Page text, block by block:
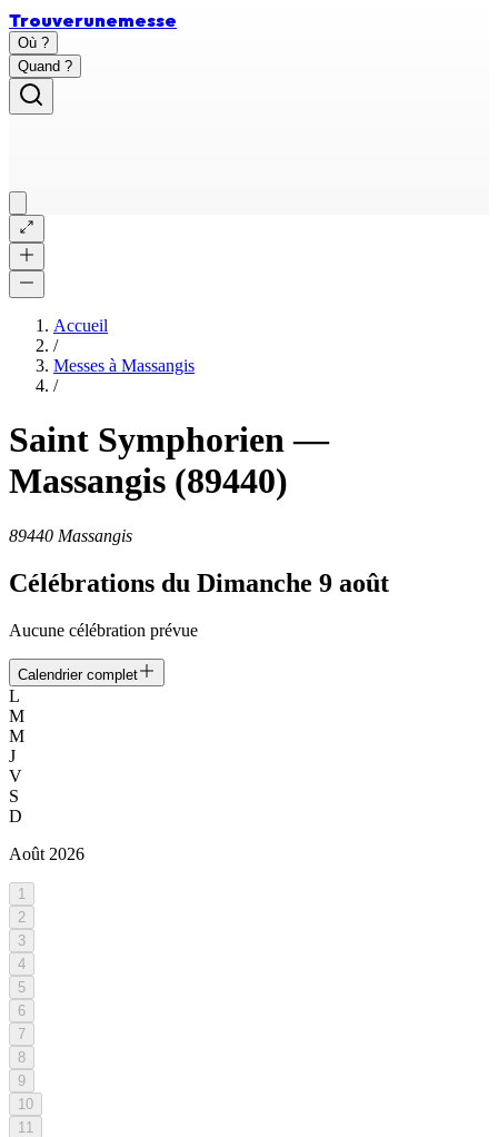
Trouverunemesse
Où ?
Quand ?
Accueil
/
Messes à Massangis
/
Saint Symphorien—
Massangis (89440)
89440 Massangis
Célébrations du Dimanche 9 août
Aucune célébration prévue
Calendrier complet
L
M
M
J
V
S
D
Août 2026
1
2
3
4
5
6
7
8
9
10
11